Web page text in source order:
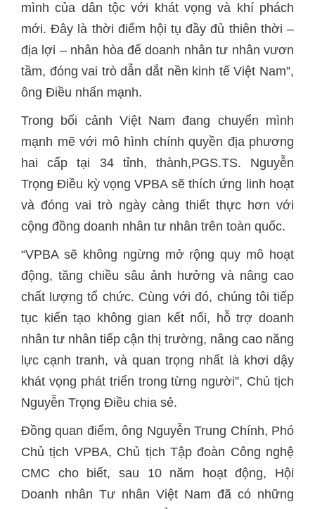
mình của dân tộc với khát vọng và khí phách
mới. Đây là thời điểm hội tụ đầy đủ thiên thời –
địa lợi – nhân hòa để doanh nhân tư nhân vươn
tầm, đóng vai trò dẫn dắt nền kinh tế Việt Nam”,
mạnh mẽ với mô hình chính quyền địa phương
hai cấp tại 34 tỉnh, thành,PGS.TS. Nguyễn
Trọng Điều kỳ vọng VPBA sẽ thích ứng linh hoạt
và đóng vai trò ngày càng thiết thực hơn với
động, tăng chiều sâu ảnh hưởng và nâng cao
chất lượng tổ chức. Cùng với đó, chúng tôi tiếp
tục kiến tạo không gian kết nối, hỗ trợ doanh
nhân tư nhân tiếp cận thị trường, nâng cao năng
lực cạnh tranh, và quan trọng nhất là khơi dậy
khát vọng phát triển trong từng người”, Chủ tịch
Nguyễn Trọng Điều chia sẻ.
Đồng quan điểm, ông Nguyễn Trung Chính, Phó
Chủ tịch VPBA, Chủ tịch Tập đoàn Công nghệ
CMC cho biết, sau 10 năm hoạt động, Hội
Doanh nhân Tư nhân Việt Nam đã có những